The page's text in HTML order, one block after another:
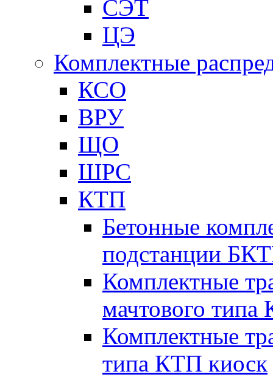
СЭТ
ЦЭ
Комплектные
КСО
ВРУ
ЩО
ШРС
КТП
Бетонные
подстанции
Комплектные
мачтового
Комплектные
типа КТП киоск